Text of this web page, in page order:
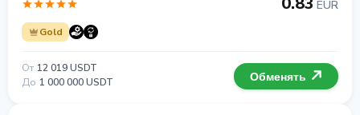
Gold
EUR
От 12 019 USDT
До 1 000 000 USDT Обменять